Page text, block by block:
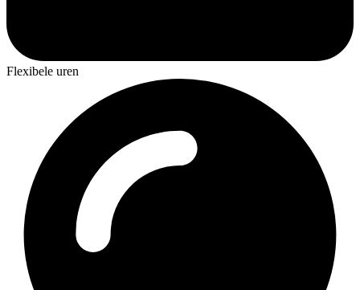
Flexibele uren